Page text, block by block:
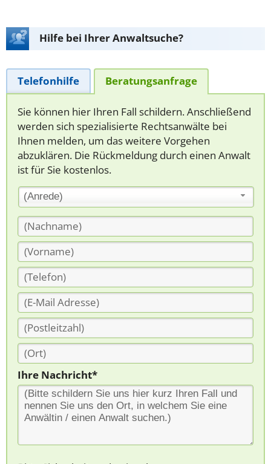
Hilfe bei Ihrer Anwaltsuche?
Telefonhilfe Beratungsanfrage
Sie können hier Ihren Fall schildern. Anschließend
werden sich spezialisierte Rechtsanwälte bei
Ihnen melden, um das weitere Vorgehen
abzuklären. Die Rückmeldung durch einen Anwalt
ist für Sie kostenlos.
(Anrede)
Ihre Nachricht*